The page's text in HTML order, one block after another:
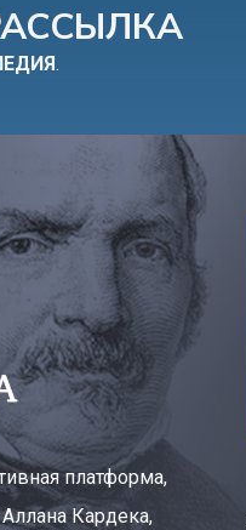
.
платформа,
Кардека,